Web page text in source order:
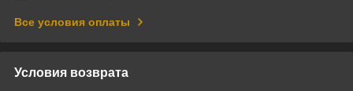
Все условия оплаты
Условия возврата